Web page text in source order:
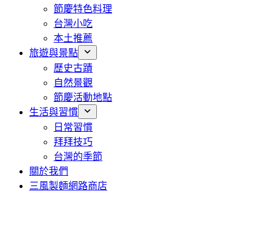
節慶特色料理
台灣小吃
本土推薦
旅遊與景點
歷史古蹟
自然景觀
節慶活動地點
生活與習慣
日常習慣
拜拜技巧
台灣的季節
關於我們
三風製麵網路商店